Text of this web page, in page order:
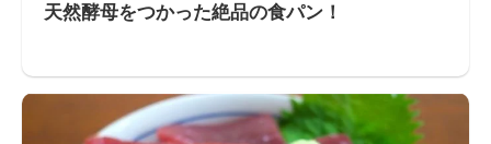
天然酵母をつかった絶品の食パン！